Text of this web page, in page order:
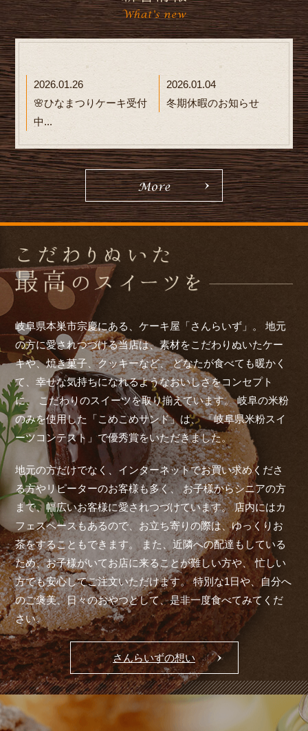
2026.01.26
🌸ひなまつりケーキ受付
中...
2026.01.04
冬期休暇のお知らせ
岐阜県本巣市宗慶にある、ケーキ屋「さんらいず」。
地元
の方に愛されつづける当店は、素材をこだわりぬいたケー
キや、焼き菓子、クッキーなど、 どなたが食べても暖かく
て、幸せな気持ちになれるようなおいしさをコンセプト
に、
こだわりのスイーツを取り揃えています。 岐阜の米粉
のみを使用した「こめこめサンド」は、 「岐阜県米粉スイ
ーツコンテスト」で優秀賞をいただきました。
地元の方だけでなく、インターネットでお買い求めくださ
る方やリピーターのお客様も多く、
お子様からシニアの方
まで、幅広いお客様に愛されつづけています。 店内にはカ
フェスペースもあるので、お立ち寄りの際は、ゆっくりお
茶をすることもできます。
また、近隣への配達もしている
ため、お子様がいてお店に来ることが難しい方や、 忙しい
方でも安心してご注文いただけます。 特別な1日や、自分へ
のご褒美、日々のおやつとして、是非一度食べてみてくだ
さい。
さんらいずの想い